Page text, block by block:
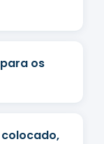
os